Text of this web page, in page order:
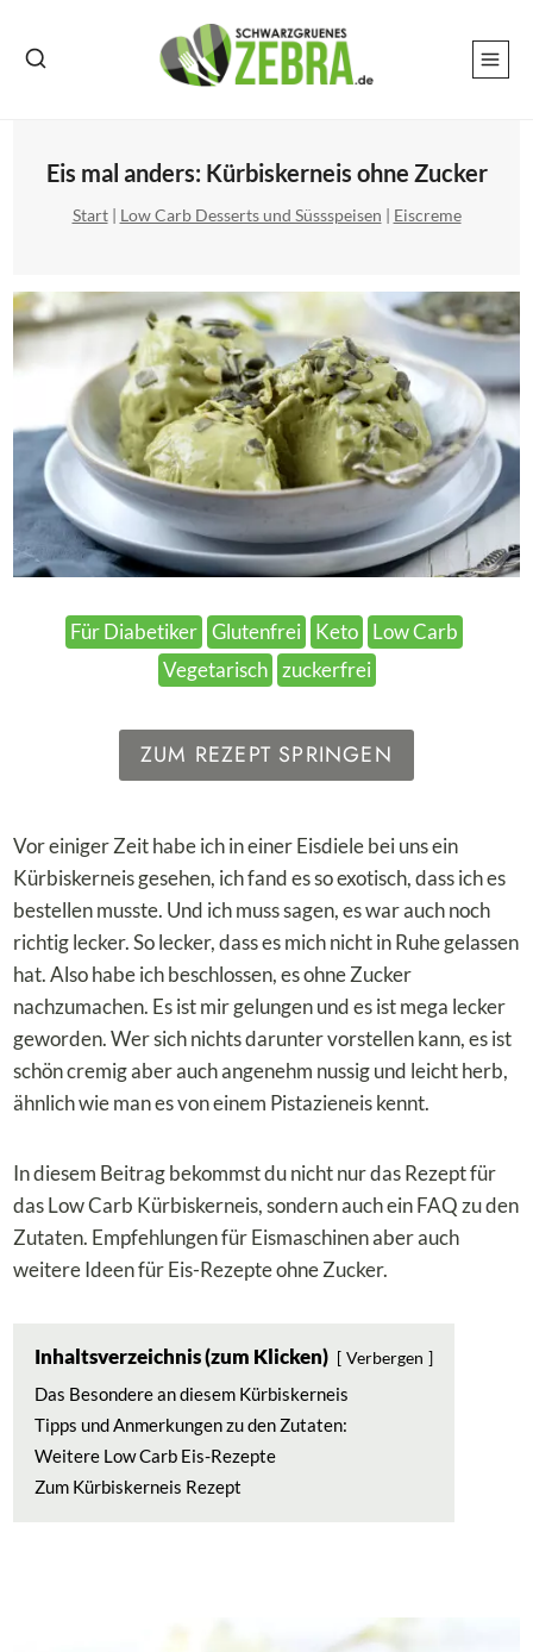
Inhalt
Eis mal anders: Kürbiskerneis ohne Zucker
Start| Low Carb Desserts und Süssspeisen | Eiscreme
Für Diabetiker Glutenfrei Keto
Low Carb
Vegetarisch zuckerfrei
ZUM REZEPT SPRINGEN
Vor einiger Zeit habe ich in einer Eisdiele bei uns ein
Kürbiskerneis gesehen, ich fand es so exotisch, dass ich es
bestellen musste. Und ich muss sagen, es war auch noch
richtig lecker. So lecker, dass es mich nicht in Ruhe gelassen
hat. Also habe ich beschlossen, es ohne Zucker
nachzumachen. Es ist mir gelungen und es ist mega lecker
geworden. Wer sich nichts darunter vorstellen kann, es ist
schön cremig aber auch angenehm nussig und leicht herb,
ähnlich wie man es von einem Pistazieneis kennt.
In diesem Beitrag bekommst du nicht nur das Rezept für
das Low Carb Kürbiskerneis, sondern auch ein FAQ zu den
Zutaten. Empfehlungen für Eismaschinen aber auch
weitere Ideen für Eis-Rezepte ohne Zucker.
Inhaltsverzeichnis (zum Klicken) Verbergen
Das Besondere an diesem Kürbiskerneis
Tipps und Anmerkungen zu den Zutaten:
Weitere Low Carb Eis-Rezepte
Zum Kürbiskerneis Rezept